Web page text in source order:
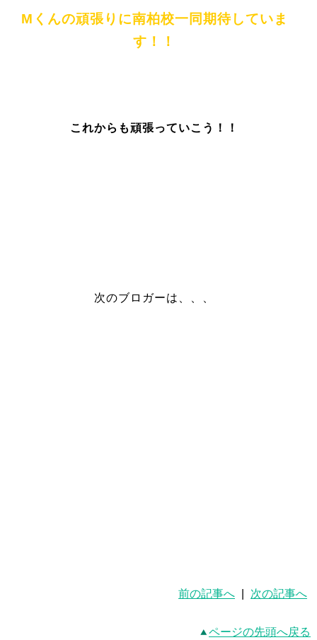
Mくんの頑張りに南柏校一同期待していま
す！！
これからも頑張っていこう！！
次のブロガーは、、、
前の記事へ 次の記事へ
ページの先頭へ戻る